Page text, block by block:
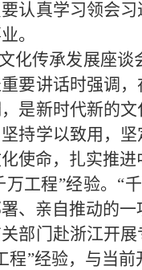
认真学习领会
。
化传承发展座
要讲话时强调
是新时代新的
持学以致用，
使命，扎实推
万工程”经验。“
、亲自推动的
部门赴浙江开
程”经验，与当